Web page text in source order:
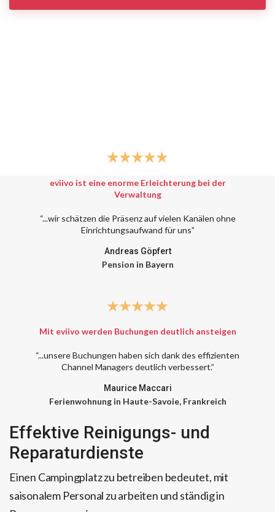
eviivo ist eine enorme Erleichterung bei der
Verwaltung
“...wir schätzen die Präsenz auf vielen Kanälen ohne
Einrichtungsaufwand für uns”
Andreas Göpfert
Pension in Bayern
Mit eviivo werden Buchungen deutlich ansteigen
“...unsere Buchungen haben sich dank des effizienten
Channel Managers deutlich verbessert.”
Maurice Maccari
Ferienwohnung in Haute-Savoie, Frankreich
Effektive Reinigungs- und
Reparaturdienste
Einen Campingplatz zu betreiben bedeutet, mit
saisonalem Personal zu arbeiten und ständig in